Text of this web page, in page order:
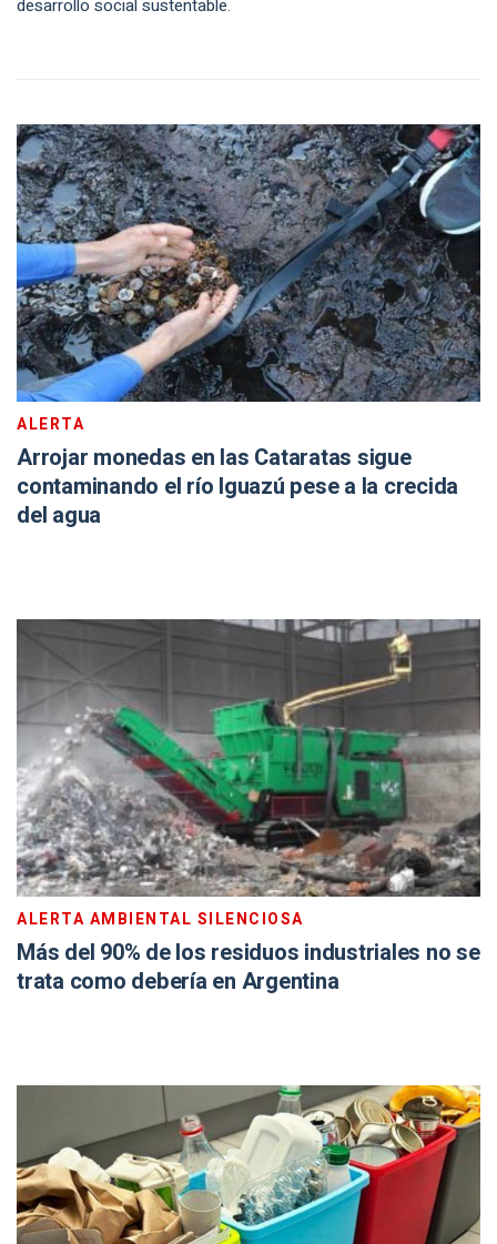
desarrollo social sustentable.
ALERTA
Arrojar monedas en las Cataratas sigue
contaminando el río Iguazú pese a la crecida
del agua
ALERTA AMBIENTAL SILENCIOSA
Más del 90% de los residuos industriales no se
trata como debería en Argentina